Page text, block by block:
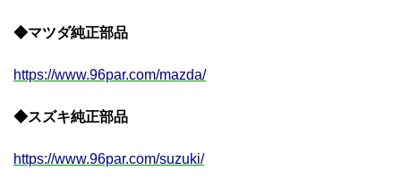
◆マツダ純正部品
https://www.96par.com/mazda/
◆スズキ純正部品
https://www.96par.com/suzuki/